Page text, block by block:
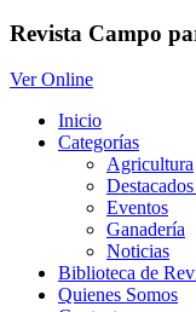
Revista Campo
Ver Online
Inicio
Categorías
Agricultura
Eventos
Ganadería
Noticias
Biblioteca de
Quienes Somos